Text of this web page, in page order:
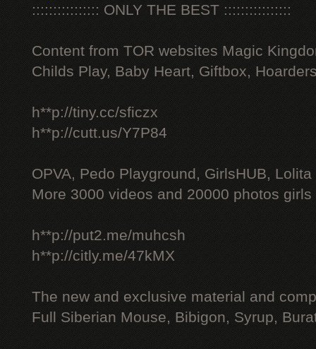
:::::::::::::::: ONLY THE BEST ::::::::::::::::
Content from TOR websites Magic
Childs Play, Baby Heart, Giftbox,
h**p://tiny.cc/sficzx
h**p://cutt.us/Y7P84
OPVA, Pedo Playground, GirlsHUB, Lolita
More 3000 videos and 20000 photos
h**p://put2.me/muhcsh
h**p://citly.me/47kMX
The new and exclusive material and
Full Siberian Mouse, Bibigon, Syrup,